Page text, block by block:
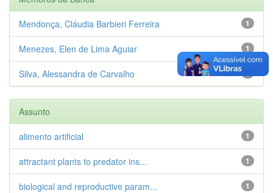
1
Mendonça, Cláudia Barbieri Ferreira
1
Menezes, Elen de Lima Aguiar
Silva, Alessandra de Carvalho
Assunto
1
alimento artificial
1
attractant plants to predator ins...
1
biological and reproductive param...